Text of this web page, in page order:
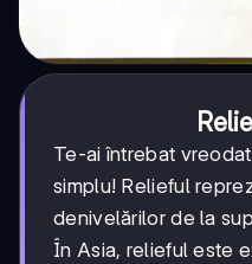
Te-ai întrebat
simplu! Relieful
denivelărilor de la
În Asia, relieful este